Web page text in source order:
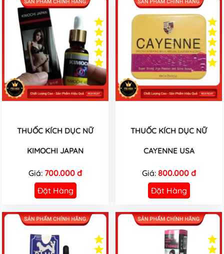
THUỐC KÍCH DỤC NỮ
KIMOCHI JAPAN
Giá: 700.000 đ
Đặt Hàng
THUỐC KÍCH DỤC NỮ
CAYENNE USA
Giá: 800.000 đ
Đặt Hàng